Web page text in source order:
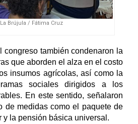
Brújula / Fátima Cruz
congreso también condenaron la
que aborden el alza en el costo
insumos agrícolas, así como la
sociales dirigidos a los
En este sentido, señalaron
de medidas como el paquete de
y la pensión básica universal.